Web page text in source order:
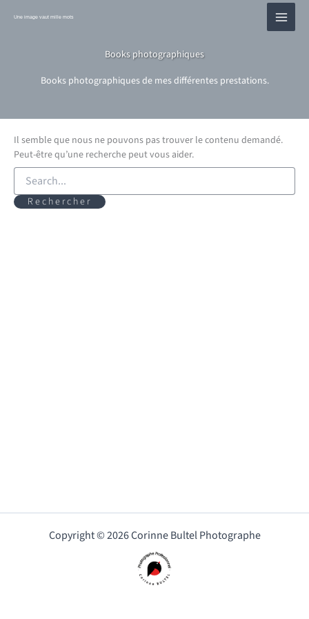
Une image vaut mille mots
Books photographiques
Books photographiques de mes différentes prestations.
Il semble que nous ne pouvons pas trouver le contenu demandé.
Peut-être qu’une recherche peut vous aider.
Rechercher :
Copyright © 2026 Corinne Bultel Photographe